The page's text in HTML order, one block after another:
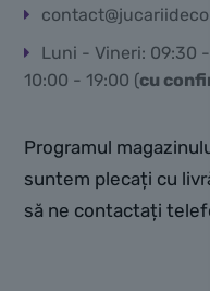
Luni - Vineri: 09:30
10:00 - 19:00 (cu
Programul
suntem plecați cu
să ne contactați